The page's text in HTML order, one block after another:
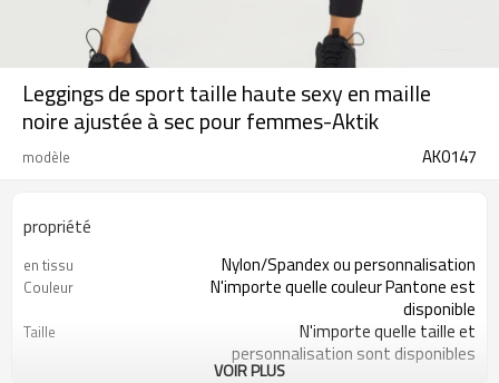
Leggings de sport taille haute sexy en maille
noire ajustée à sec pour femmes-Aktik
modèle AK0147
propriété
en tissu Nylon/Spandex ou personnalisation
Couleur
N'importe quelle couleur Pantone est
disponible
Taille
N'importe quelle taille et
personnalisation sont disponibles
VOIR PLUS